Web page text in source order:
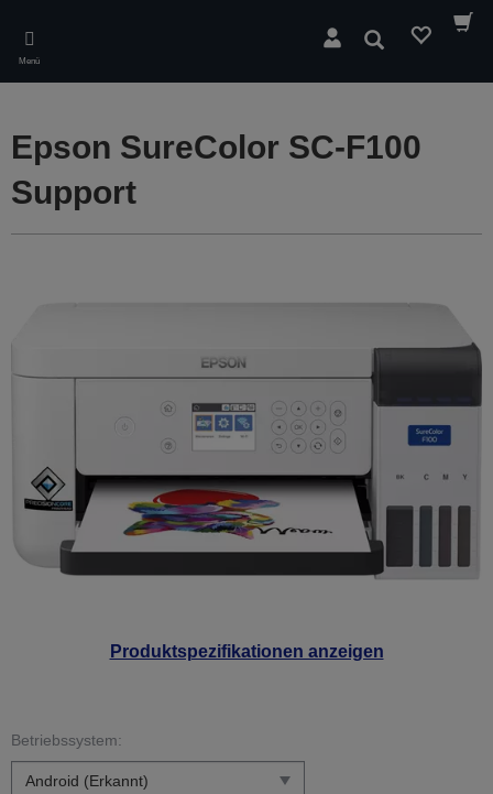
main
content
Menü
Suchen
Produktspezifikationen anzeigen
Epson SureColor SC-F100
Support
Betriebssystem: